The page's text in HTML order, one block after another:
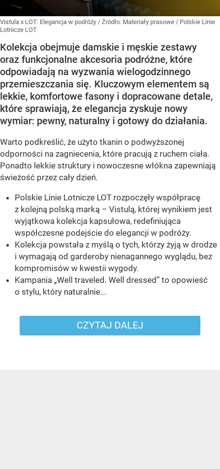
Vistula x LOT: Elegancja w podróży / Źródło: Materiały prasowe / Polskie Linie
Lotnicze LOT
Kolekcja obejmuje damskie i męskie zestawy
oraz funkcjonalne akcesoria podróżne, które
odpowiadają na wyzwania wielogodzinnego
przemieszczania się. Kluczowym elementem są
lekkie, komfortowe fasony i dopracowane detale,
które sprawiają, że elegancja zyskuje nowy
wymiar: pewny, naturalny i gotowy do działania.
Warto podkreślić, że użyto tkanin o podwyższonej
odporności na zagniecenia, które pracują z ruchem ciała.
Ponadto lekkie struktury i nowoczesne włókna zapewniają
świeżość przez cały dzień.
Polskie Linie Lotnicze LOT rozpoczęły współpracę
z kolejną polską marką – Vistulą, której wynikiem jest
wyjątkowa kolekcja kapsułowa, redefiniująca
współczesne podejście do elegancji w podróży.
Kolekcja powstała z myślą o tych, którzy żyją w drodze
i wymagają od garderoby nienagannego wyglądu, bez
kompromisów w kwestii wygody.
Kampania „Well traveled. Well dressed” to opowieść
o stylu, który naturalnie...
CZYTAJ DALEJ